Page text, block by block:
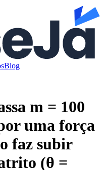
Blog
m = 100
uma força
faz subir
(θ =